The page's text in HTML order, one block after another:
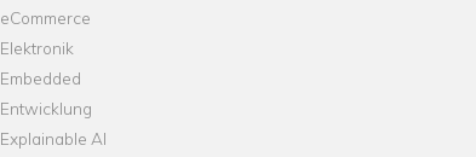
eCommerce
Elektronik
Embedded
Entwicklung
Explainable AI